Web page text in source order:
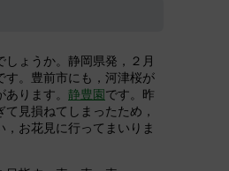
しょうか。静岡県発，２月
す。豊前市にも，河津桜が
ります。 静豊園です。昨
見損ねてしまったため，
，お花見に行ってまいりま